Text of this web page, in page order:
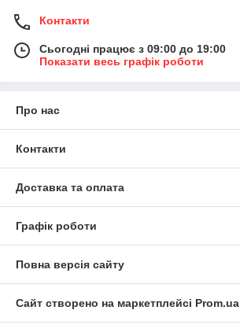
Контакти
Сьогодні працює з 09:00 до 19:00
Показати весь графік роботи
Про нас
Контакти
Доставка та оплата
Графік роботи
Повна версія сайту
Сайт створено на маркетплейсі Prom.ua